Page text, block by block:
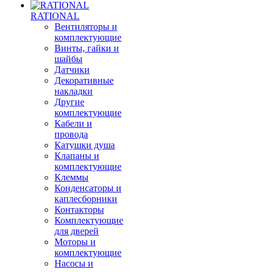
RATIONAL
Вентиляторы и
комплектующие
Винты, гайки и
шайбы
Датчики
Декоративные
накладки
Другие
комплектующие
Кабели и
провода
Катушки душа
Клапаны и
комплектующие
Клеммы
Конденсаторы и
каплесборники
Контакторы
Комплектующие
для дверей
Моторы и
комплектующие
Насосы и